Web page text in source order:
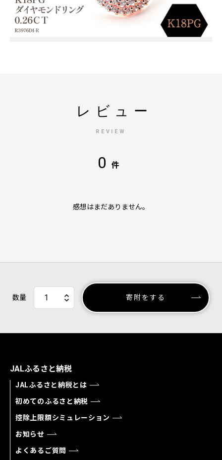
レビュー
REVIEW
0 件
感想はまだありません。
数量 寄附をする
JALふるさと納税
JALふるさと納税とは
初めてのふるさと納税
控除上限額シミュレーション
お知らせ
よくあるご質問